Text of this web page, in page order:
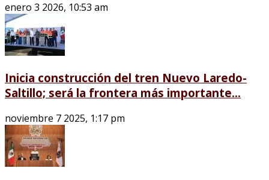
enero 3 2026, 10:53 am
Inicia construcción del tren Nuevo Laredo-
Saltillo; será la frontera más importante...
noviembre 7 2025, 1:17 pm